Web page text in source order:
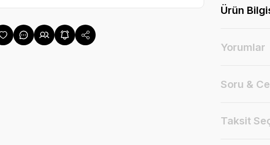
Ürün
Yorumlar
Soru &
Taksit